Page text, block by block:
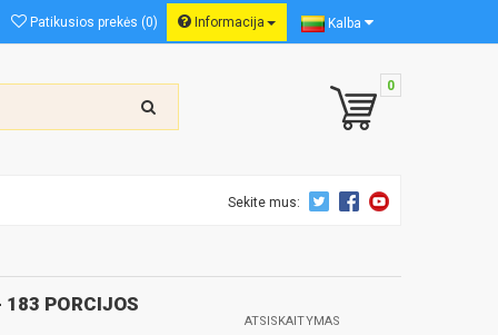
Patikusios prekės (0) Informacija Kalba
0
Sekite mus:
183 PORCIJOS
ATSISKAITYMAS